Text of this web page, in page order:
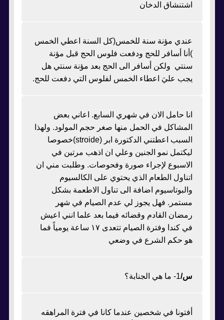
اشتنشاق الدخان
عندي مؤنة سنة للخمس(كل السنة اعطي الخمس
)أنا أسافر للحج ودفعت فلوس الحج قبل مؤنة
سنتي ولكن أسافر الى الحج بعد مؤنة سنتي هل
يجب عليَ اعطاء الخمس لفلوس التي دفعت للحج.
انا حامل الان في شهري السابع. اعاني بعض
المشاكل في الحمل منها صغر حجم المولود. ولهذا
السبب اعطتني الدكتورة ابر (stroide)خصوصا
ليكتمل نمو الجنين وعلي ان اذهب مرتين في
الاسبوع لإجراء صورة وفحوصات. وطلبت مني ان
اتناول الطعام الذي يحتوي على الكالسيوم
والبوتاسيوم اضافة الى تناول الاطعمة بشكل
مستمر. فهل يجوز لي عدم الصيام في شهر
رمضان القادم وقضائه فيما بعد علما انني اعيش
في كندا وفترة الصيام تتعدى ١٧ ساعة يومياً فما
هو حكم الشرع في وضعي
س/1- ما هي الجنابة؟
أفتونا في شخصين عندما كانا في فترة المراهقه